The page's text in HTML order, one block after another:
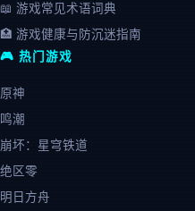
📖 游戏常见术语词典
🏥 游戏健康与防沉迷指南
🎮 热门游戏
原神
鸣潮
崩坏：星穹铁道
绝区零
明日方舟